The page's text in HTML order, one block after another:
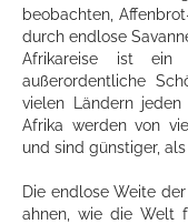
beobachten,
durch endlose
Afrikareise ist ein
außerordentliche
vielen Ländern
Afrika werden von
und sind günstiger,
Die endlose Weite
ahnen, wie die Welt